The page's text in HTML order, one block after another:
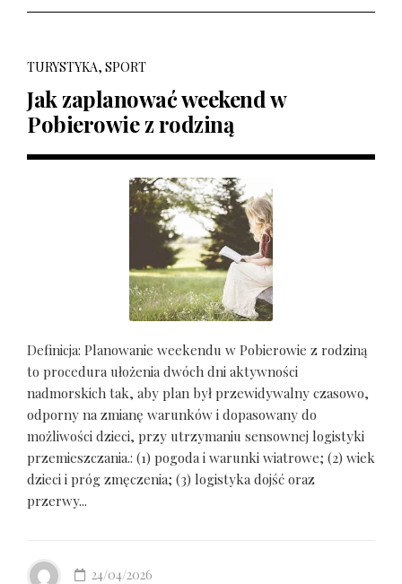
TURYSTYKA, SPORT
Jak zaplanować weekend w
Pobierowie z rodziną
Definicja: Planowanie weekendu w Pobierowie z rodziną
to procedura ułożenia dwóch dni aktywności
nadmorskich tak, aby plan był przewidywalny czasowo,
odporny na zmianę warunków i dopasowany do
możliwości dzieci, przy utrzymaniu sensownej logistyki
przemieszczania.: (1) pogoda i warunki wiatrowe; (2) wiek
dzieci i próg zmęczenia; (3) logistyka dojść oraz
przerwy...
24/04/2026